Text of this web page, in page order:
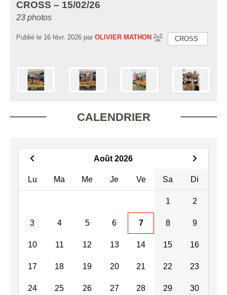
CROSS – 15/02/26
23 photos
CROSS
Publié le 16 févr. 2026 par OLIVIER MATHON
CALENDRIER
Août 2026
Lu Ma Me Je Ve Sa Di
1 2
3 4 5 6 7 8 9
10 11 12 13 14 15 16
17 18 19 20 21 22 23
24 25 26 27 28 29 30